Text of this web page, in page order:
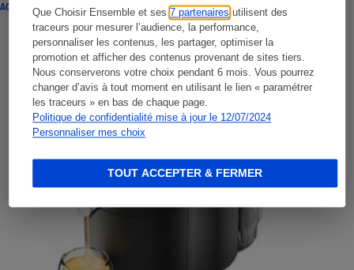
Que Choisir Ensemble et ses7 partenaires utilisent des
traceurs pour mesurer l’audience, la performance,
personnaliser les contenus, les partager, optimiser la
promotion et afficher des contenus provenant de sites tiers.
Nous conserverons votre choix pendant 6 mois. Vous pourrez
changer d’avis à tout moment en utilisant le lien « paramétrer
les traceurs » en bas de chaque page.
Politique de confidentialité mise à jour le 12/07/2024
Personnaliser mes choix
TOUT ACCEPTER & FERMER
ACTUALITÉ